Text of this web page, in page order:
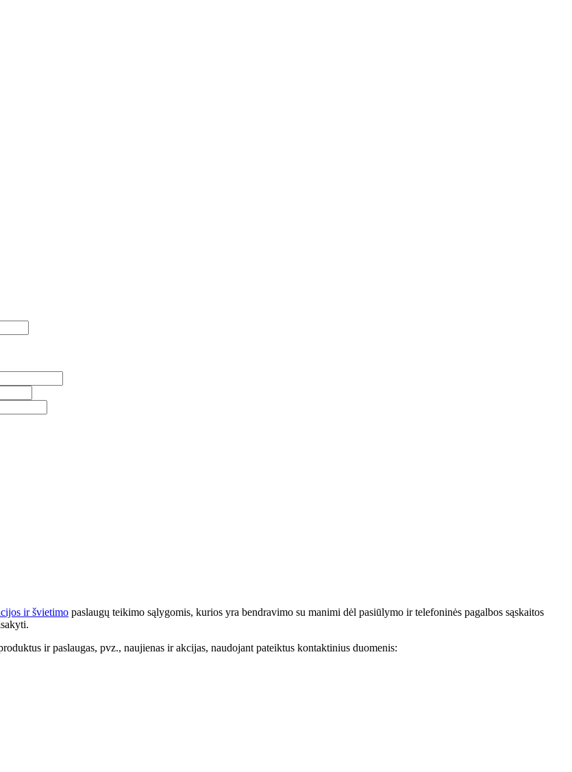
ir švietimo paslaugų teikimo sąlygomis, kurios yra bendravimo su manimi dėl pasiūlymo ir telefoninės pagalbos sąskaitos
ir paslaugas, pvz., naujienas ir akcijas, naudojant pateiktus kontaktinius duomenis: